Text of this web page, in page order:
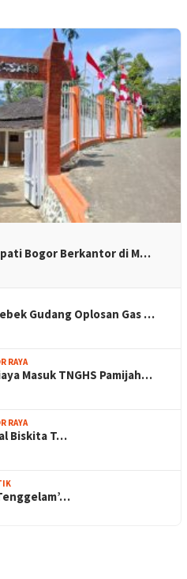
Bogor Berkantor di M…
Gudang Oplosan Gas …
RAYA
Masuk TNGHS Pamijah…
RAYA
Biskita T…